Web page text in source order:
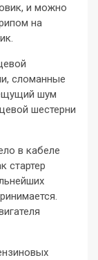
и можно
на
сломанные
шум
шестерни
в кабеле
стартер